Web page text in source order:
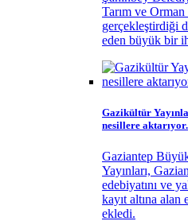
Tarım ve
gerçekleştirdiği
eden büyük bir
Gazikültür
nesillere aktarıyor.
Gaziantep
Yayınları,
edebiyatını ve
kayıt altına
ekledi.